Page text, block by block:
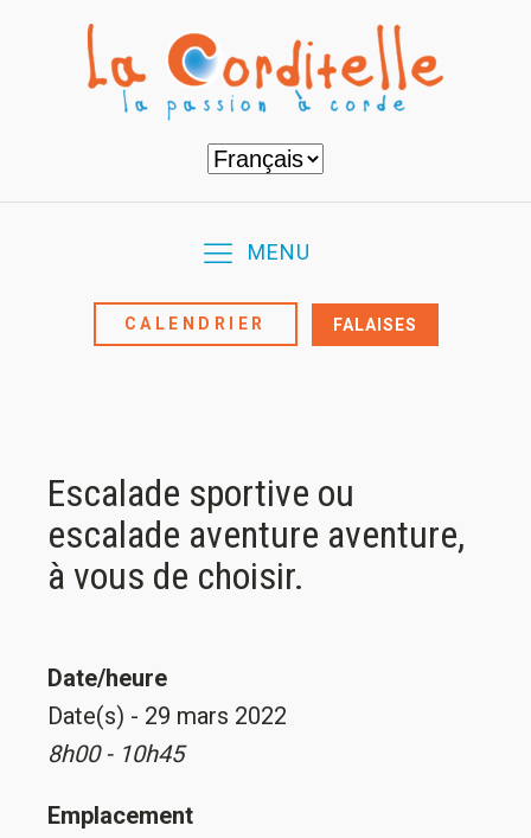
Choisir
une
MENU
CALENDRIER FALAISES
Escalade sportive ou
escalade aventure aventure,
à vous de choisir.
Date/heure
Date(s) - 29 mars 2022
8h00 - 10h45
Emplacement